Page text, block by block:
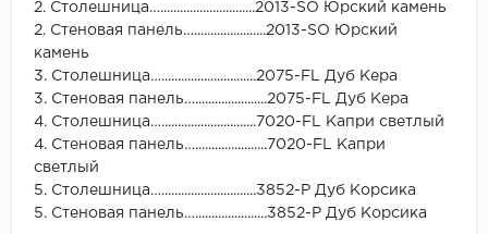
2. Столешница….............................2013-SO Юрский камень
2. Стеновая панель…......................2013-SO Юрский
камень
3. Столешница….............................2075-FL Дуб Кера
3. Стеновая панель…......................2075-FL Дуб Кера
4. Столешница….............................7020-FL Капри светлый
4. Стеновая панель…......................7020-FL Капри
светлый
5. Столешница….............................3852-Р Дуб Корсика
5. Стеновая панель…......................3852-Р Дуб Корсика